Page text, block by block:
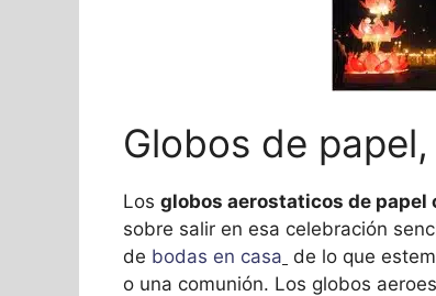
Globos de
Los globos aerostaticos de papel
sobre salir en esa celebración
de bodas en casa de lo que
o una comunión. Los globos